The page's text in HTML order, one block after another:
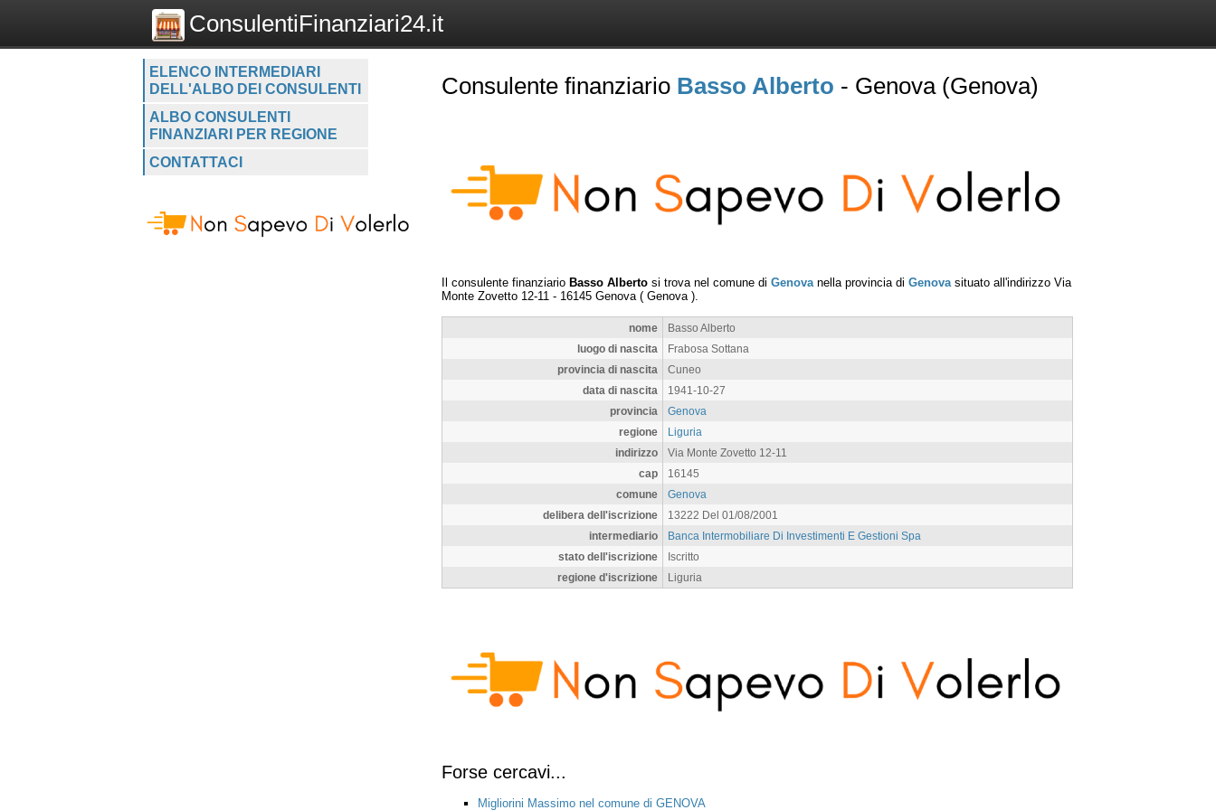
ConsulentiFinanziari24.it
ELENCO INTERMEDIARI
DELL'ALBO DEI CONSULENTI
ALBO CONSULENTI
FINANZIARI PER REGIONE
CONTATTACI
Consulente finanziario Basso Alberto - Genova (Genova)
Il consulente finanziario Basso Alberto si trova nel comune di Genova nella provincia di Genova situato all'indirizzo Via
Monte Zovetto 12-11 - 16145 Genova ( Genova ).
nome
Basso Alberto
luogo di nascita
Frabosa Sottana
provincia di nascita
Cuneo
data di nascita
1941-10-27
provincia
Genova
regione
Liguria
indirizzo
Via Monte Zovetto 12-11
cap
16145
comune
Genova
delibera dell'iscrizione
13222 Del 01/08/2001
intermediario
Banca Intermobiliare Di Investimenti E Gestioni Spa
stato dell'iscrizione
Iscritto
regione d'iscrizione
Liguria
Forse cercavi...
Migliorini Massimo nel comune di GENOVA